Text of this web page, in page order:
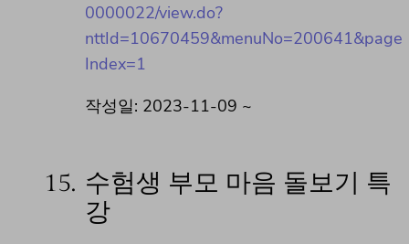
0000022/view.do?
nttId=10670459&menuNo=200641&page
Index=1
작성일: 2023-11-09 ~
15. 수험생 부모 마음 돌보기 특
강